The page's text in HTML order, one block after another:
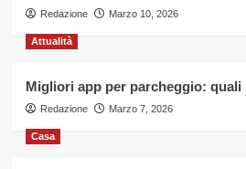
Redazione Marzo 10, 2026
Attualità
Migliori app per parcheggio: quali
Redazione Marzo 7, 2026
Casa